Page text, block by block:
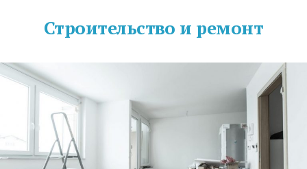
Строительство и ремонт